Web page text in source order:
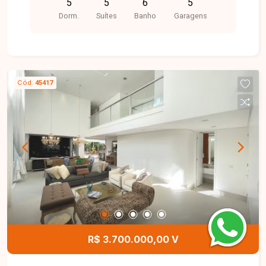
varanda gourmet com churrasqueira, 5 vagas de
garagem, portaria 24 horas, academia, quadra de
5
Dorm.
5
Suítes
6
Banho
5
Garagens
Cód. 45417
R$ 3.700.000,00 V